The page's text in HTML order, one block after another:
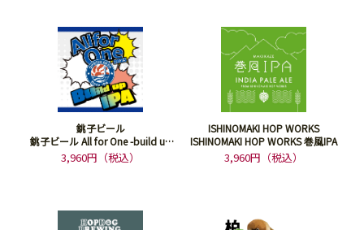
銚子ビール
銚子ビール All for One -build up
IPA-
3,960円（税込）
ISHINOMAKI HOP WORKS
ISHINOMAKI HOP WORKS 巻風IPA
3,960円（税込）